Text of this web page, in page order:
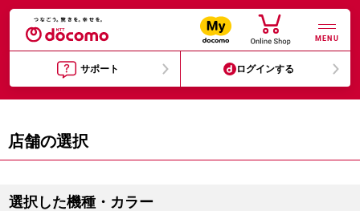
MENU
サポート ログインする
店舗の選択
選択した機種・カラー